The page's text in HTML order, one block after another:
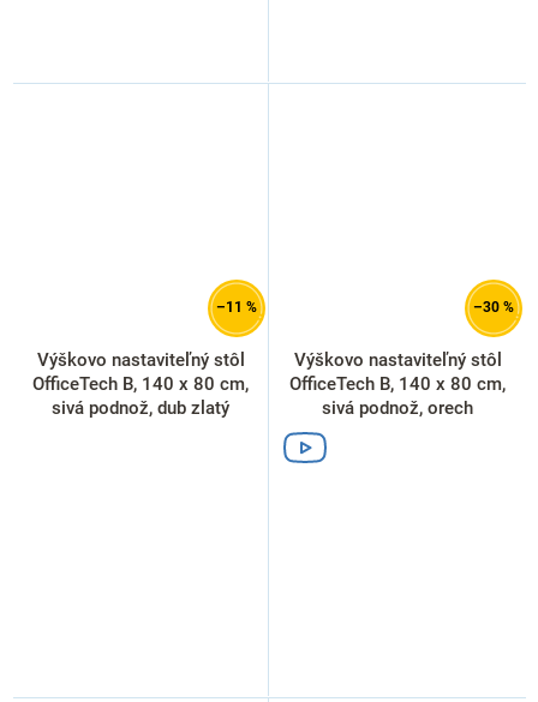
–11 %
Výškovo nastaviteľný stôl
OfficeTech B, 140 x 80 cm,
sivá podnož, dub zlatý
–30 %
Výškovo nastaviteľný stôl
OfficeTech B, 140 x 80 cm,
sivá podnož, orech